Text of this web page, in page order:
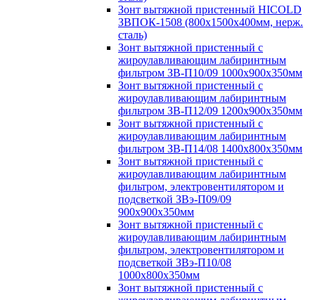
Зонт вытяжной пристенный HICOLD
ЗВПОК-1508 (800х1500х400мм, нерж.
сталь)
Зонт вытяжной пристенный с
жироулавливающим лабиринтным
фильтром ЗВ-П10/09 1000х900х350мм
Зонт вытяжной пристенный с
жироулавливающим лабиринтным
фильтром ЗВ-П12/09 1200х900х350мм
Зонт вытяжной пристенный с
жироулавливающим лабиринтным
фильтром ЗВ-П14/08 1400х800х350мм
Зонт вытяжной пристенный с
жироулавливающим лабиринтным
фильтром, электровентилятором и
подсветкой ЗВэ-П09/09
900х900х350мм
Зонт вытяжной пристенный с
жироулавливающим лабиринтным
фильтром, электровентилятором и
подсветкой ЗВэ-П10/08
1000х800х350мм
Зонт вытяжной пристенный с